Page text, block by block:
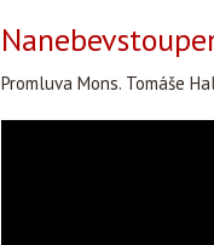
Promluva Mons. Tomáše